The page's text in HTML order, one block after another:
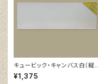
キュービック・キャンバス白（縦2
00㎜×横600㎜×厚38㎜）
¥1,375